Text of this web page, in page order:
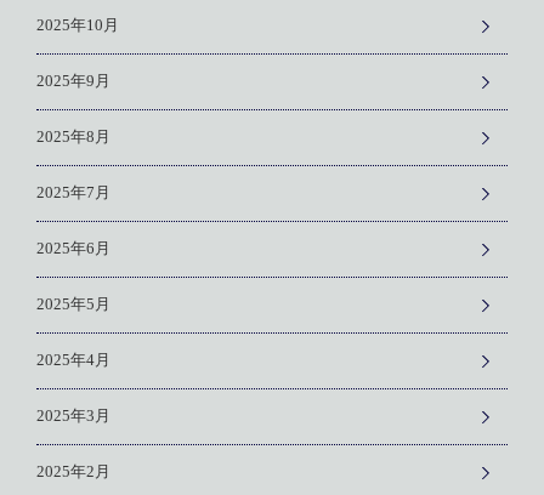
2025年10月
2025年9月
2025年8月
2025年7月
2025年6月
2025年5月
2025年4月
2025年3月
2025年2月